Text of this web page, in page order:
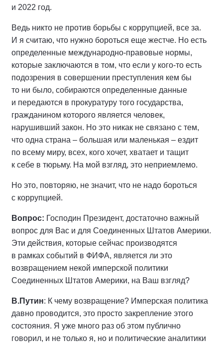
и 2022 год.
Ведь никто не против борьбы с коррупцией, все за.
И я считаю, что нужно бороться еще жестче. Но есть
определенные международно-правовые нормы,
которые заключаются в том, что если у кого‑то есть
подозрения в совершении преступления кем бы
то ни было, собираются определенные данные
и передаются в прокуратуру того государства,
гражданином которого является человек,
нарушивший закон. Но это никак не связано с тем,
что одна страна – большая или маленькая – ездит
по всему миру, всех, кого хочет, хватает и тащит
к себе в тюрьму. На мой взгляд, это неприемлемо.
Но это, повторяю, не значит, что не надо бороться
с коррупцией.
Вопрос: Господин Президент, достаточно важный
вопрос для Вас и для Соединенных Штатов Америки.
Эти действия, которые сейчас производятся
в рамках событий в ФИФА, является ли это
возвращением некой имперской политики
Соединенных Штатов Америки, на Ваш взгляд?
В.Путин: К чему возвращение? Имперская политика
давно проводится, это просто закрепление этого
состояния. Я уже много раз об этом публично
говорил, и не только я, но и политические аналитики